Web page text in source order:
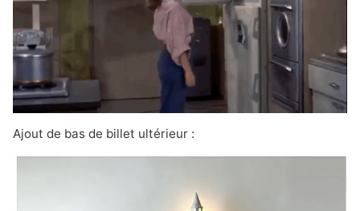
Ajout de bas de billet ultérieur :